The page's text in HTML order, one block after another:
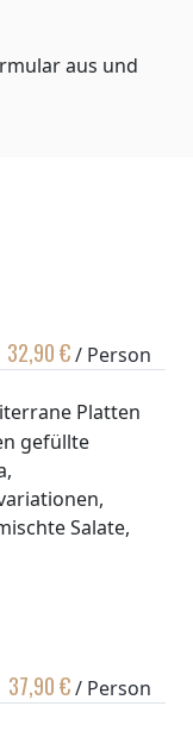
aus und
32,90 €/ Person
Platten
gefüllte
Salate,
37,90 €/ Person